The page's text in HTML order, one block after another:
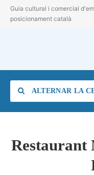
Guia cultural i comercial
posicionament català
ALTERNAR LA
Restaurant